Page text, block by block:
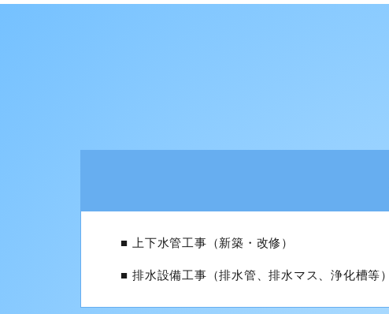
上下水管工事（新築・改修）
排水設備工事（排水管、排水マス、浄化槽等）